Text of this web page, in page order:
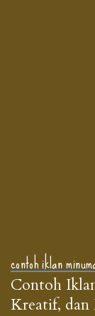
contoh iklan
Contoh
Kreatif, dan